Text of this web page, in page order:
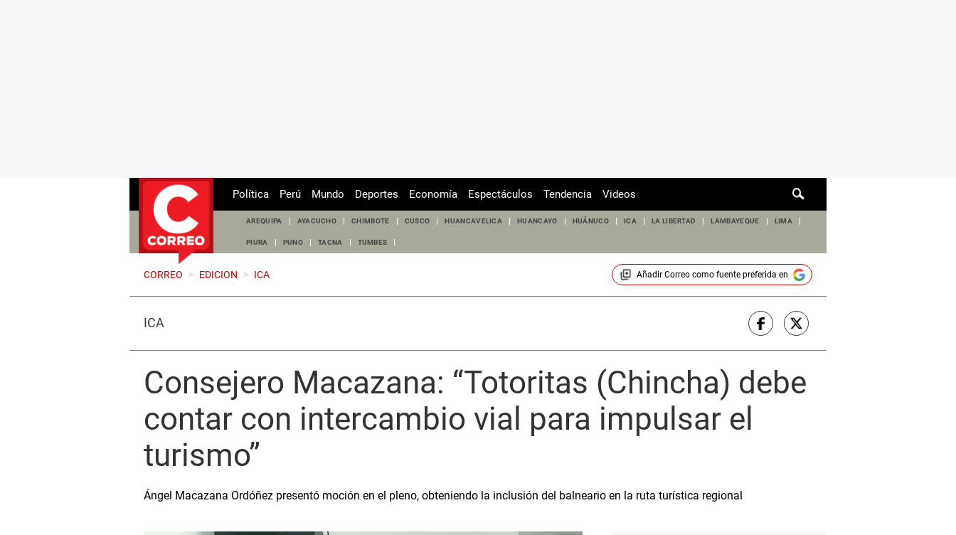
de
Política Perú Mundo Deportes Economía Espectáculos Tendencia Videos
AREQUIPA AYACUCHO CHIMBOTE CUSCO HUANCAVELICA HUANCAYO HUÁNUCO ICA LA LIBERTAD LAMBAYEQUE LIMA
PIURA PUNO TACNA TUMBES
CORREO > EDICION > ICA Añadir Correocomo fuente preferida en
ICA
Consejero Macazana: “Totoritas (Chincha) debe
contar con intercambio vial para impulsar el
turismo”
Ángel Macazana Ordóñez presentó moción en el pleno, obteniendo la inclusión del balneario en la ruta turística regional